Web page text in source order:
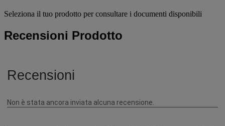
Seleziona il tuo prodotto per consultare i documenti disponibili
Recensioni Prodotto